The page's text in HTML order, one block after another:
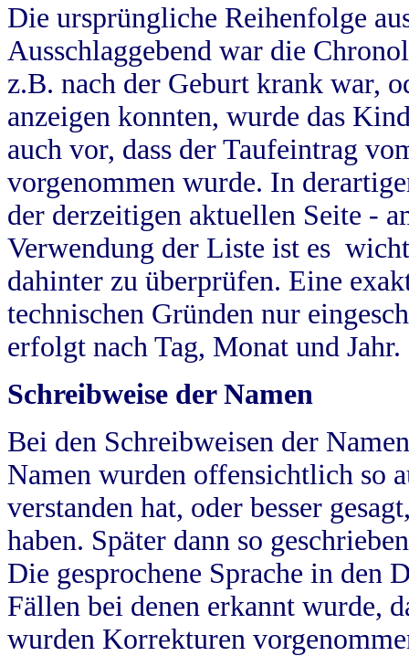
Die ursprüngliche Reihenfolge
Ausschlaggebend war die
z.B. nach der Geburt krank war,
anzeigen konnten, wurde das
auch vor, dass der Taufeintrag
vorgenommen wurde. In
der derzeitigen aktuellen Seite -
Verwendung der Liste ist es
dahinter zu überprüfen. Eine
technischen Gründen nur
erfolgt nach Tag, Monat und Jahr.
Schreibweise der Namen
Bei den Schreibweisen der
Namen wurden offensichtlich so
verstanden hat, oder besser
haben. Später dann so
Die gesprochene Sprache in
Fällen bei denen erkannt wurde,
wurden Korrekturen